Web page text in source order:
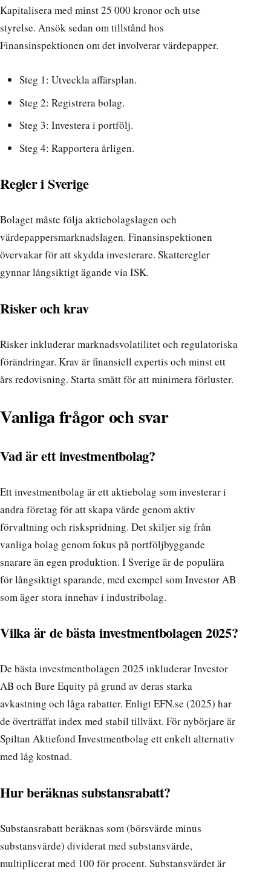
Kapitalisera med minst 25 000 kronor och utse
styrelse. Ansök sedan om tillstånd hos
Finansinspektionen om det involverar värdepapper.
Steg 1: Utveckla affärsplan.
Steg 2: Registrera bolag.
Steg 3: Investera i portfölj.
Steg 4: Rapportera årligen.
Regler i Sverige
Bolaget måste följa aktiebolagslagen och
värdepappersmarknadslagen. Finansinspektionen
övervakar för att skydda investerare. Skatteregler
gynnar långsiktigt ägande via ISK.
Risker och krav
Risker inkluderar marknadsvolatilitet och regulatoriska
förändringar. Krav är finansiell expertis och minst ett
års redovisning. Starta smått för att minimera förluster.
Vanliga frågor och svar
Vad är ett investmentbolag?
Ett investmentbolag är ett aktiebolag som investerar i
andra företag för att skapa värde genom aktiv
förvaltning och riskspridning. Det skiljer sig från
vanliga bolag genom fokus på portföljbyggande
snarare än egen produktion. I Sverige är de populära
för långsiktigt sparande, med exempel som Investor AB
som äger stora innehav i industribolag.
Vilka är de bästa investmentbolagen 2025?
De bästa investmentbolagen 2025 inkluderar Investor
AB och Bure Equity på grund av deras starka
avkastning och låga rabatter. Enligt EFN.se (2025) har
de överträffat index med stabil tillväxt. För nybörjare är
Spiltan Aktiefond Investmentbolag ett enkelt alternativ
med låg kostnad.
Hur beräknas substansrabatt?
Substansrabatt beräknas som (börsvärde minus
substansvärde) dividerat med substansvärde,
multiplicerat med 100 för procent. Substansvärdet är